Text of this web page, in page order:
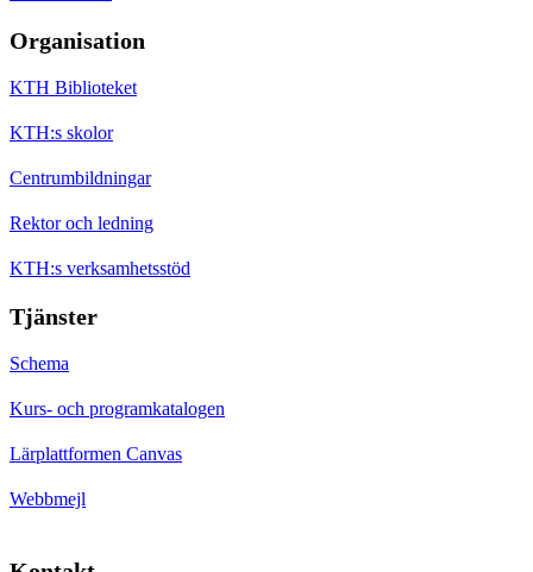
Organisation
KTH Biblioteket
KTH:s skolor
Centrumbildningar
Rektor och ledning
KTH:s verksamhetsstöd
Tjänster
Schema
Kurs- och programkatalogen
Lärplattformen Canvas
Webbmejl